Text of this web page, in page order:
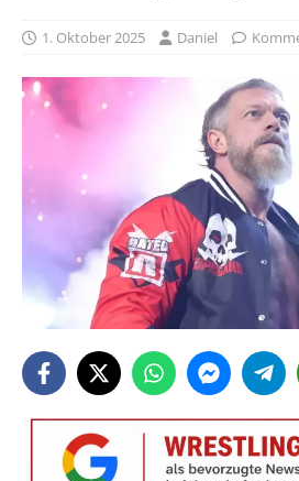
1. Oktober 2025 Daniel